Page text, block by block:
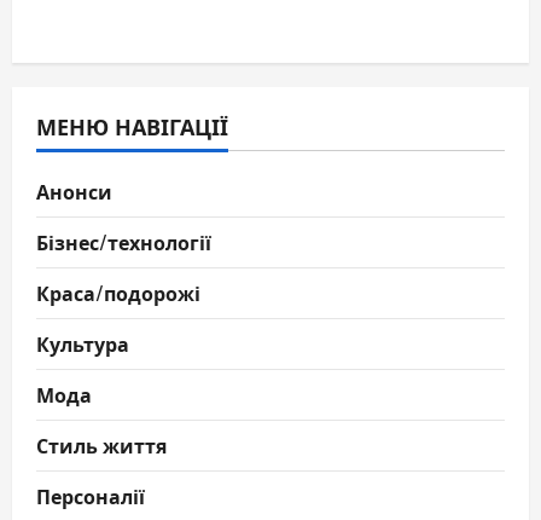
МЕНЮ НАВІГАЦІЇ
Анонси
Бізнес/технології
Краса/подорожі
Культура
Мода
Стиль життя
Персоналії